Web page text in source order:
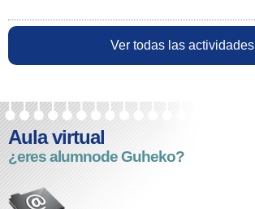
Ver todas las actividades
Aula virtual
¿eres alumnode Guheko?